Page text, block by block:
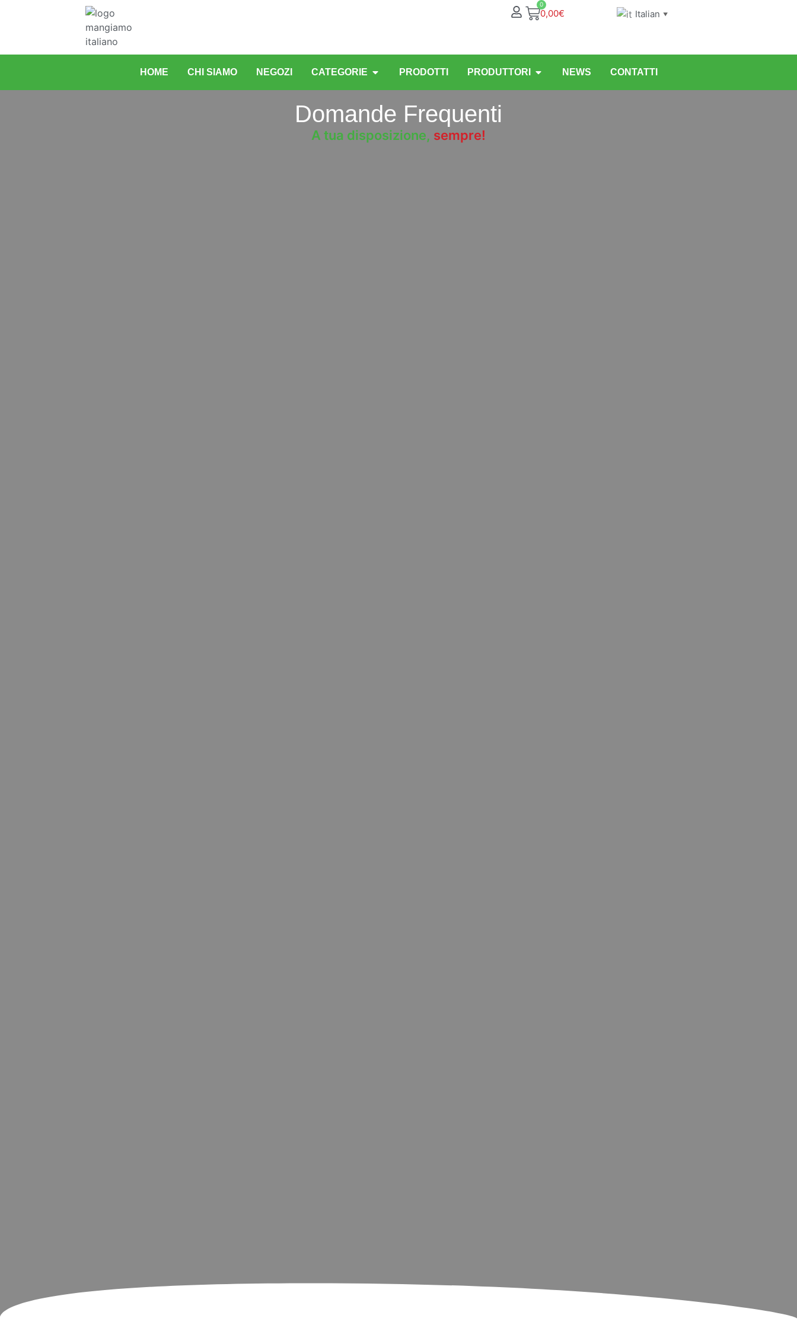
0,00€
0
Italian ▼
HOME CHI SIAMO NEGOZI CATEGORIE PRODOTTI PRODUTTORI NEWS CONTATTI
Domande Frequenti
A tua disposizione, sempre!